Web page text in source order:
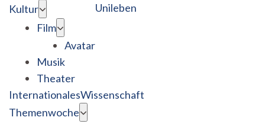
Kultur
Film
Avatar
Musik
Theater
Unileben
InternationalesWissenschaft
Themenwoche